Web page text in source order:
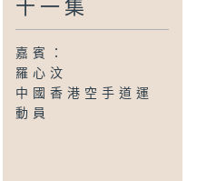
十一集
嘉賓：
羅心汶
中國香港空手道運
動員